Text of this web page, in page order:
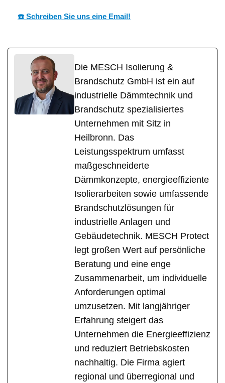
☎️ Schreiben Sie uns eine Email!
Die MESCH Isolierung &
Brandschutz GmbH ist ein auf
industrielle Dämmtechnik und
Brandschutz spezialisiertes
Unternehmen mit Sitz in
Heilbronn. Das
Leistungsspektrum umfasst
maßgeschneiderte
Dämmkonzepte, energieeffiziente
Isolierarbeiten sowie umfassende
Brandschutzlösungen für
industrielle Anlagen und
Gebäudetechnik. MESCH Protect
legt großen Wert auf persönliche
Beratung und eine enge
Zusammenarbeit, um individuelle
Anforderungen optimal
umzusetzen. Mit langjähriger
Erfahrung steigert das
Unternehmen die Energieeffizienz
und reduziert Betriebskosten
nachhaltig. Die Firma agiert
regional und überregional und